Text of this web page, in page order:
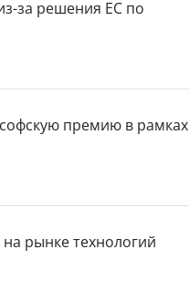
за решения ЕС по
премию в рамках
рынке технологий